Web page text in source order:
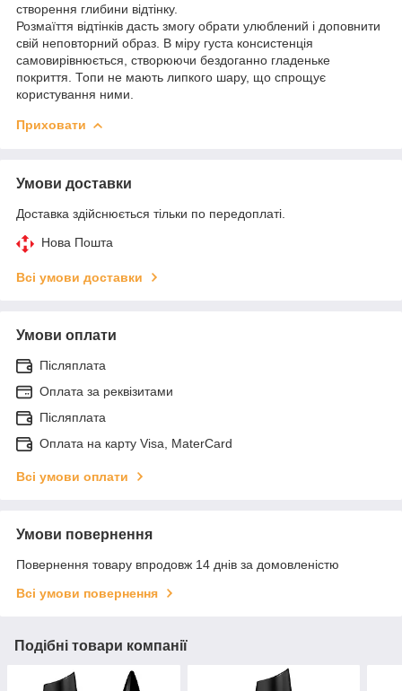
створення глибини відтінку.
Розмаїття відтінків дасть змогу обрати улюблений і доповнити
свій неповторний образ. В міру густа консистенція
самовирівнюється, створюючи бездоганно гладеньке
покриття. Топи не мають липкого шару, що спрощує
користування ними.
Приховати
Умови доставки
Доставка здійснюється тільки по передоплаті.
Нова Пошта
Всі умови доставки
Умови оплати
Післяплата
Оплата за реквізитами
Післяплата
Оплата на карту Visa, MaterCard
Всі умови оплати
Умови повернення
Повернення товару впродовж 14 днів за домовленістю
Всі умови повернення
Подібні товари компанії